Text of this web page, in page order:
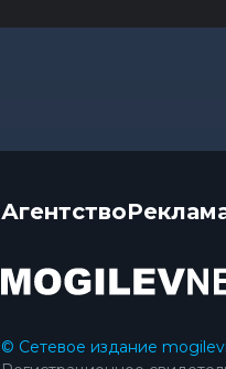
Агентство
© Сетевое издание